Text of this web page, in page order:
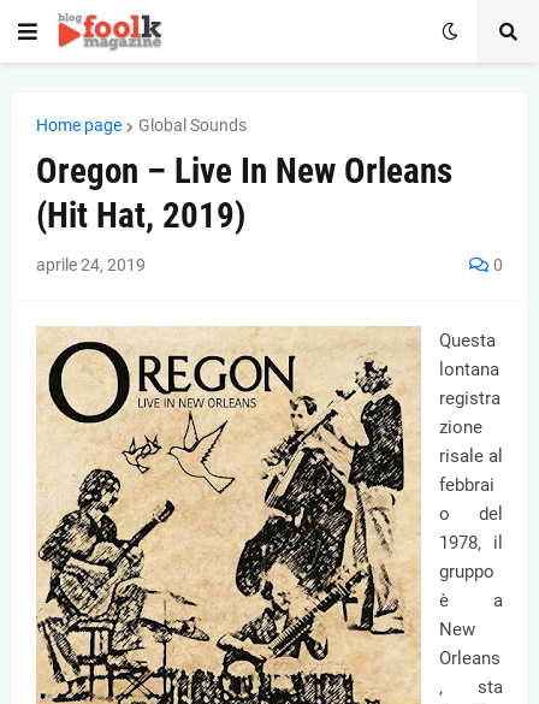
Home page Global Sounds
Oregon – Live In New Orleans
(Hit Hat, 2019)
aprile 24, 2019 0
Questa
lontana
registra
zione
risale al
febbrai
o del
1978, il
gruppo
è a
New
Orleans
, sta